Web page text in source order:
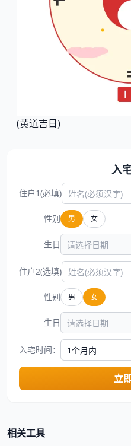
(黄道吉日)
入
住户1(必填)
性别 男 女
生日
住户2(选填)
性别 男 女
生日
入宅时间：
立
相关工具